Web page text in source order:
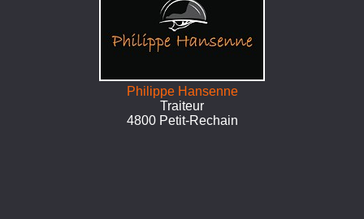
Philippe Hansenne
Traiteur
4800 Petit-Rechain